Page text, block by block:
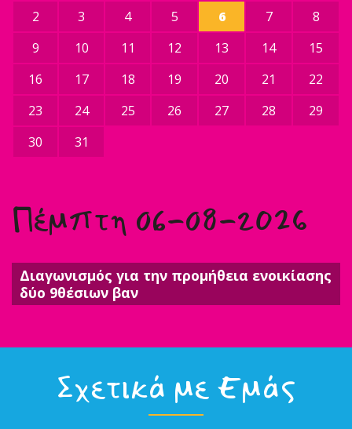
2
3 4 5 6 7
8
9
10 11 12 13 14
15
16
17 18 19 20 21
22
23
24 25 26 27 28
29
30
31
Πέμπτη 06-08-2026
Διαγωνισμός για την προμήθεια ενοικίασης
δύο 9θέσιων βαν
Σχετικά με Εμάς